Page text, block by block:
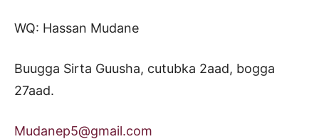
WQ: Hassan Mudane
Buugga Sirta Guusha, cutubka 2aad, bogga
27aad.
Mudanep5@gmail.com